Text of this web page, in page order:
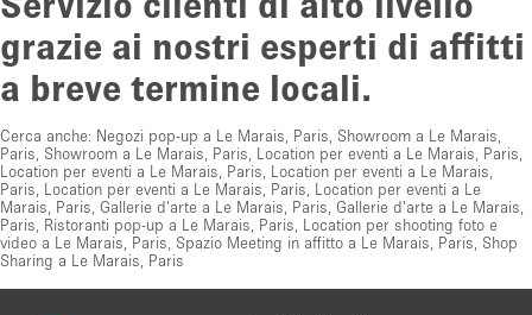
grazie ai nostri esperti di affitti
a breve termine locali.
Cerca anche: Negozi pop-up a Le Marais, Paris Showroom a Le Marais,
Paris Showroom a Le Marais, Paris Location per eventi a Le Marais, Paris
Location per eventi a Le Marais, Paris Location per eventi a Le Marais,
Paris Location per eventi a Le Marais, Paris Location per eventi a Le
Marais, Paris Gallerie d'arte a Le Marais, Paris Gallerie d'arte a Le Marais,
Paris Ristoranti pop-up a Le Marais, Paris Location per shooting foto e
video a Le Marais, Paris Spazio Meeting in affitto a Le Marais, Paris Shop
Sharing a Le Marais, Paris